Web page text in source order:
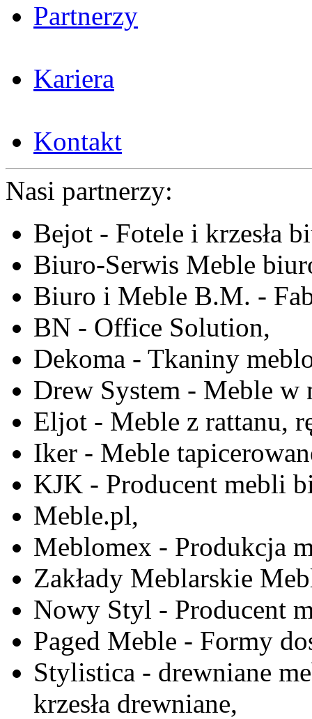
Partnerzy
Kariera
Kontakt
Nasi partnerzy:
Bejot - Fotele i krzesła
Biuro-Serwis Meble
Biuro i Meble B.M. -
BN - Office Solution,
Dekoma - Tkaniny
Drew System - Meble w
Eljot - Meble z rattanu,
Iker - Meble
KJK - Producent mebli
Meble.pl,
Meblomex - Produkcja
Zakłady Meblarskie
Nowy Styl - Producent
Paged Meble - Formy
Stylistica - drewniane
krzesła drewniane,